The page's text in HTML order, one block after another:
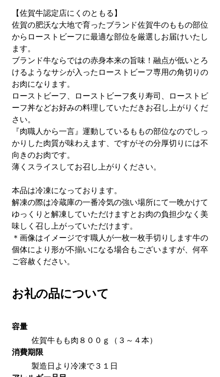
【佐賀牛認定店にくのともる】
佐賀の肥沃な大地で育ったブランド佐賀牛のももの部位
からローストビーフに最適な部位を厳選しお届けいたし
ます。
ブランド牛ならではの赤身本来の旨味！融点が低いとろ
けるようなサシが入ったローストビーフ専用の角切りの
お肉になります。
ローストビーフ、ローストビーフ炙り寿司、ローストビ
ーフ丼などお好みの料理していただきお召し上がりくだ
さい。
『肉職人から一言』運動しているももの部位なのでしっ
かりした肉質が味わえます、ですがその分厚切りには不
向きのお肉です。
薄くスライスしてお召し上がりください。
本品は冷凍になっております。
解凍の際は冷蔵庫の一番冷気の強い場所にて一晩かけて
ゆっくりと解凍していただけますとお肉の負担少なく美
味しく召し上がっていただけます。
＊画像はイメージです職人が一枚一枚手切りします牛の
個体により形が不揃いになる場合もございますが、何卒
ご容赦ください。
お礼の品について
容量
佐賀牛もも肉８００ｇ（３～４本）
消費期限
製造日より冷凍で３１日